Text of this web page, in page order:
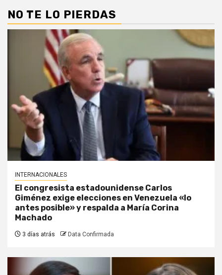
NO TE LO PIERDAS
INTERNACIONALES
El congresista estadounidense Carlos
Giménez exige elecciones en Venezuela «lo
antes posible» y respalda a María Corina
Machado
3 días atrás Data Confirmada